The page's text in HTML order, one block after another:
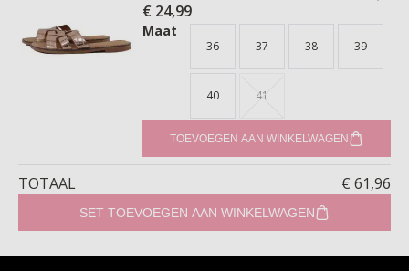
€ 24,99
Maat
36 37 38 39
40 41
TOEVOEGEN AAN WINKELWAGEN
TOTAAL € 61,96
SET TOEVOEGEN AAN WINKELWAGEN